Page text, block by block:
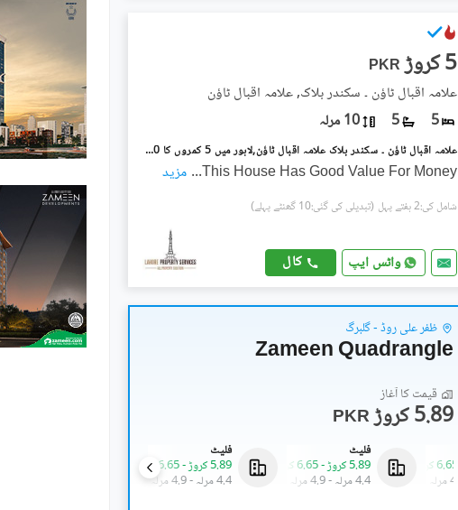
PKR 5 کروڑ
علامہ اقبال ٹاؤن ۔ سکندر بلاک, علامہ اقبال ٹاؤن
5
5 10 مرلہ
علامہ اقبال ٹاؤن ۔ سکندر بلاک علامہ اقبال ٹاؤن,لاہور میں 5 کمروں کا 10 مرلہ مکان 5.0 کروڑ میں برائے فروخت۔
This House Has Good Value For Money
... مزید
شامل کی:2 ہفتے پہل (تبدیلی کی گئی:10 گھنٹے پہلے)
واٹس ایپ کال
ظفر علی روڈ - گلبرگ
Zameen Quadrangle
قیمت کا آغاز
PKR 5.89 کروڑ
فلیٹ
5.89 کروڑ
-6.65 کروڑ
4.4 مرلہ
-4.9 مرلہ
فلیٹ
5.89 کروڑ
-6.65 کروڑ
4.4 مرلہ
-4.9 مرلہ
6.65 کروڑ
4.9 مرلہ